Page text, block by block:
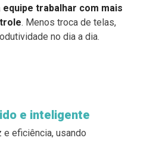
equipe trabalhar com mais
. Menos troca de telas,
no dia a dia.
e inteligente
e eficiência, usando